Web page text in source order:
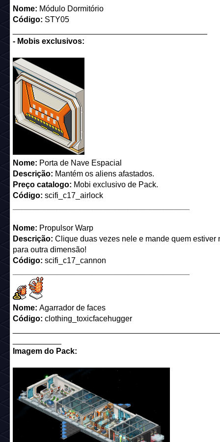
Nome: Módulo Dormitório
Código: STY05
- Mobis exclusivos:
Nome: Porta de Nave Espacial
Descrição: Mantém os aliens afastados.
Preço catalogo: Mobi exclusivo de Pack.
Código: scifi_c17_airlock
Nome: Propulsor Warp
Descrição: Clique duas vezes nele e mande quem estiver
para outra dimensão!
Código: scifi_c17_cannon
Nome: Agarrador de faces
Código: clothing_toxicfacehugger
Imagem do Pack: